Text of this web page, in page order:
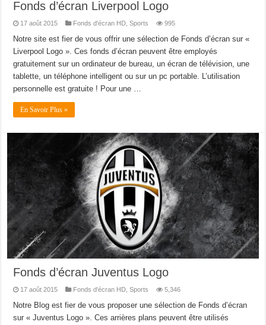
Fonds d’écran Liverpool Logo
17 août 2015 Fonds d'écran HD ,Sports 995
Notre site est fier de vous offrir une sélection de Fonds d’écran sur «
Liverpool Logo ». Ces fonds d’écran peuvent être employés
gratuitement sur un ordinateur de bureau, un écran de télévision, une
tablette, un téléphone intelligent ou sur un pc portable. L’utilisation
personnelle est gratuite ! Pour une …
En Savoir Plus »
Fonds d’écran Juventus Logo
17 août 2015 Fonds d'écran HD ,Sports 5,346
Notre Blog est fier de vous proposer une sélection de Fonds d’écran
sur « Juventus Logo ». Ces arrières plans peuvent être utilisés